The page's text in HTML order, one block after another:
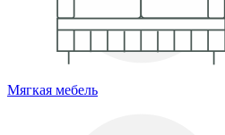
Мягкая мебель